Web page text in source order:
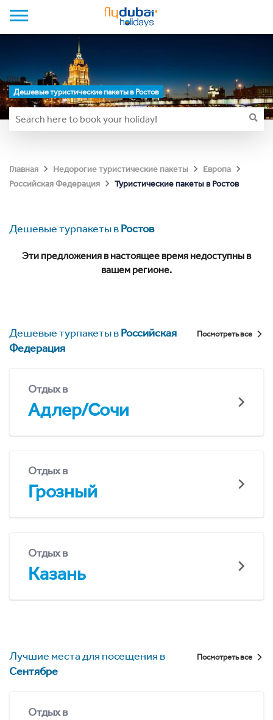
Дешевые туристические пакеты в Ростов
Главная Недорогие туристические пакеты
Европа
Российская Федерация
Туристические пакеты в Ростов
Дешевые турпакеты вРостов
Эти предложения в настоящее время недоступны в
вашем регионе.
Дешевые турпакеты вРоссийская
Федерация
Посмотреть все
Отдых в
Адлер/Сочи
Отдых в
Грозный
Отдых в
Казань
Лучшие места для посещения в
Сентябре
Посмотреть все
Отдых в